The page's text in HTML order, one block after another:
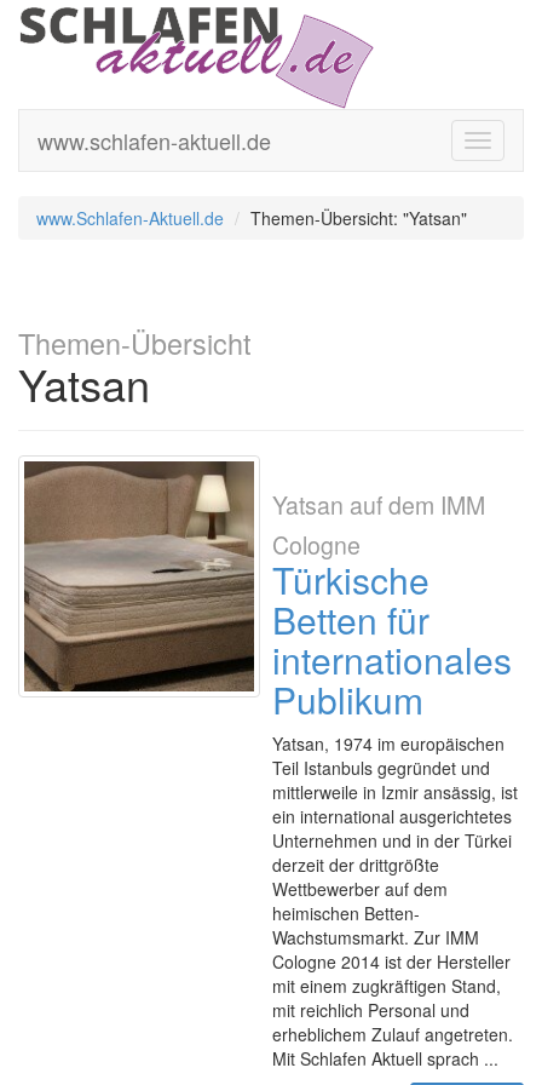
Toggle
www.schlafen-aktuell.de
www.Schlafen-Aktuell.de Themen-Übersicht: "Yatsan"
Themen-Übersicht
Yatsan
Yatsan auf dem IMM
Cologne
Türkische
Betten für
internationales
Publikum
Yatsan, 1974 im europäischen
Teil Istanbuls gegründet und
mittlerweile in Izmir ansässig, ist
ein international ausgerichtetes
Unternehmen und in der Türkei
derzeit der drittgrößte
Wettbewerber auf dem
heimischen Betten-
Wachstumsmarkt. Zur IMM
Cologne 2014 ist der Hersteller
mit einem zugkräftigen Stand,
mit reichlich Personal und
erheblichem Zulauf angetreten.
Mit Schlafen Aktuell sprach ...